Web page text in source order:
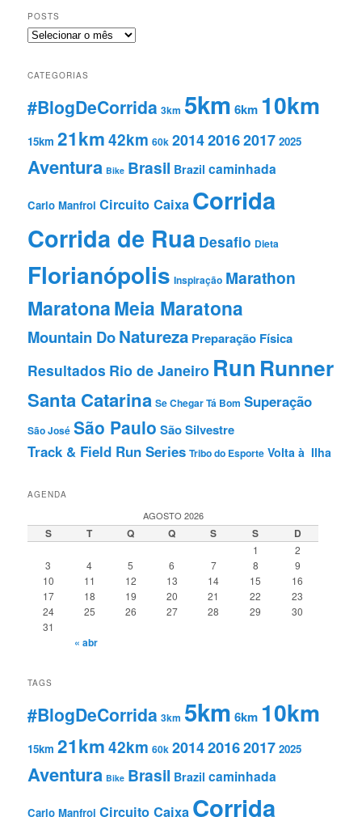
POSTS
Posts
CATEGORIAS
#BlogDeCorrida 3km 5km 6km 10km
15km 21km42km 60k 201420162017 2025
Aventura Bike Brasil Brazil caminhada
Carlo Manfroi Circuito Caixa Corrida
Corrida de Rua Desafio Dieta
Florianópolis Inspiração Marathon
MaratonaMeia Maratona
Mountain DoNatureza Preparação Fí­sica
Resultados Rio de Janeiro Run Runner
Santa Catarina Se Chegar Tá Bom Superação
São José São Paulo São Silvestre
Track & Field Run Series Tribo do Esporte Volta à Ilha
AGENDA
AGOSTO 2026
S T Q Q S S D
1
2
3
4 5 6 7 8
9
10
11 12 13 14 15
16
17
18 19 20 21 22
23
24
25 26 27 28 29
30
31
« abr
TAGS
#BlogDeCorrida 3km 5km 6km 10km
15km 21km42km 60k 201420162017 2025
Aventura Bike Brasil Brazil caminhada
Carlo Manfroi Circuito Caixa Corrida